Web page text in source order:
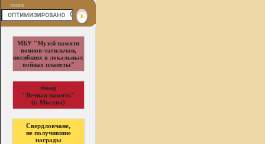
поиск
МБУ "Музей памяти
воинов-тагильчан,
погибших в локальных
войнах планеты"
Фонд
"Вечная память"
(г. Москва)
Свердловчане,
не получившие
награды